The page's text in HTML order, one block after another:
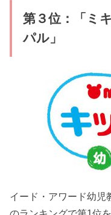
第３位：「ミ
パル」
イード・アワード幼児